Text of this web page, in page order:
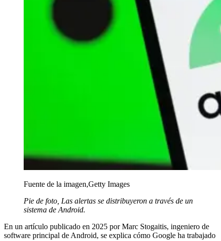
Fuente de la imagen,Getty Images
Pie de foto, Las alertas se distribuyeron a través de un
sistema de Android.
En un artículo publicado en 2025 por Marc Stogaitis, ingeniero de
software principal de Android, se explica cómo Google ha trabajado